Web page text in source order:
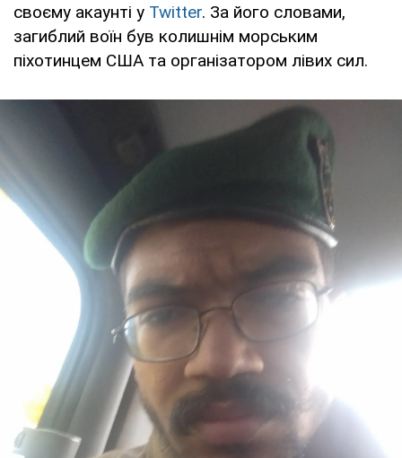
своєму акаунті у Twitter. За його словами,
загиблий воїн був колишнім морським
піхотинцем США та організатором лівих сил.